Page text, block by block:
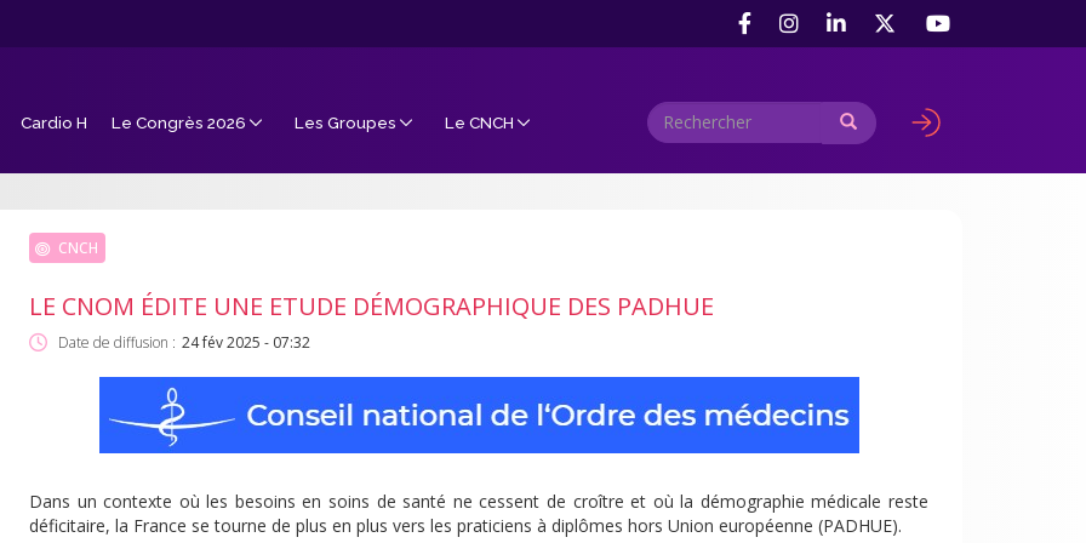
User
account
Cardio H Le Congrès 2026 Les Groupes Le CNCH Rechercher Rechercher
CNCH
LE CNOM ÉDITE UNE ETUDE DÉMOGRAPHIQUE DES PADHUE
Date de diffusion : 24 fév 2025 - 07:32
Dans un contexte où les besoins en soins de santé ne cessent de croître et où la démographie médicale reste
déficitaire, la France se tourne de plus en plus vers les praticiens à diplômes hors Union européenne (PADHUE).